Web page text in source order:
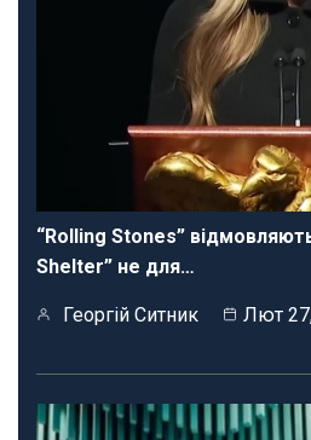
“Rolling Stones”
Shelter” не для…
Георгій Ситник Лют